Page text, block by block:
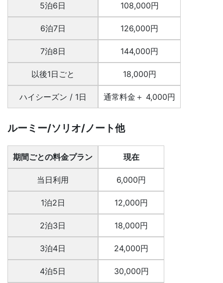
5泊6日
6泊7日
7泊8日
以後1日ごと
ハイシーズン / 1日
108,000円
126,000円
144,000円
18,000円
通常料金＋ 4,000円
ルーミー/ソリオ/ノート他
期間ごとの料金プラン
当日利用
1泊2日
2泊3日
3泊4日
4泊5日
現在
6,000円
12,000円
18,000円
24,000円
30,000円